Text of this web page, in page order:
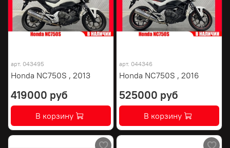
арт. 043495
Honda NC750S , 2013
419000 руб
В корзину
арт. 044346
Honda NC750S , 2016
525000 руб
В корзину